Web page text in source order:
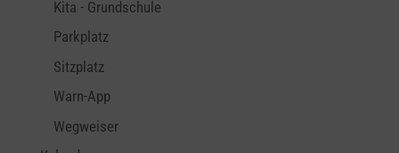
Kita - Grundschule
Parkplatz
Sitzplatz
Warn-App
Wegweiser